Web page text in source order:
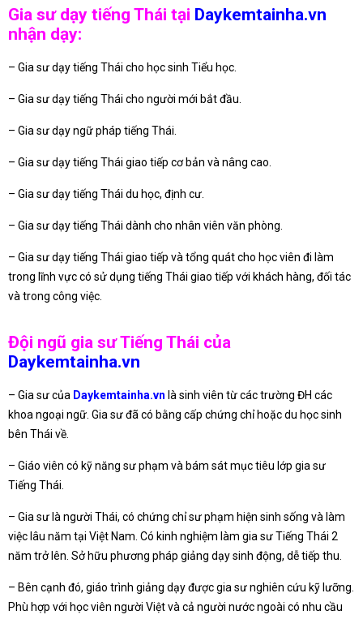
Gia sư dạy tiếng Thái tại Daykemtainha.vn
nhận dạy:
– Gia sư dạy tiếng Thái cho học sinh Tiểu học.
– Gia sư dạy tiếng Thái cho người mới bắt đầu.
– Gia sư dạy ngữ pháp tiếng Thái.
– Gia sư dạy tiếng Thái giao tiếp cơ bản và nâng cao.
– Gia sư dạy tiếng Thái du học, định cư.
– Gia sư dạy tiếng Thái dành cho nhân viên văn phòng.
– Gia sư dạy tiếng Thái giao tiếp và tổng quát cho học viên đi làm
trong lĩnh vực có sử dụng tiếng Thái giao tiếp với khách hàng, đối tác
và trong công việc.
Đội ngũ gia sư Tiếng Thái của
Daykemtainha.vn
– Gia sư của Daykemtainha.vn là sinh viên từ các trường ĐH các
khoa ngoại ngữ. Gia sư đã có bằng cấp chứng chỉ hoặc du học sinh
bên Thái về.
– Giáo viên có kỹ năng sư phạm và bám sát mục tiêu lớp gia sư
Tiếng Thái.
– Gia sư là người Thái, có chứng chỉ sư phạm hiện sinh sống và làm
việc lâu năm tại Việt Nam. Có kinh nghiệm làm gia sư Tiếng Thái 2
năm trở lên. Sở hữu phương pháp giảng dạy sinh động, dễ tiếp thu.
– Bên cạnh đó, giáo trình giảng dạy được gia sư nghiên cứu kỹ lưỡng.
Phù hợp với học viên người Việt và cả người nước ngoài có nhu cầu